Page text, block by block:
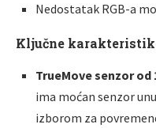
Nedostatak RGB-a
Klјučne
TrueMove senzor od
ima moćan senzor
izborom za